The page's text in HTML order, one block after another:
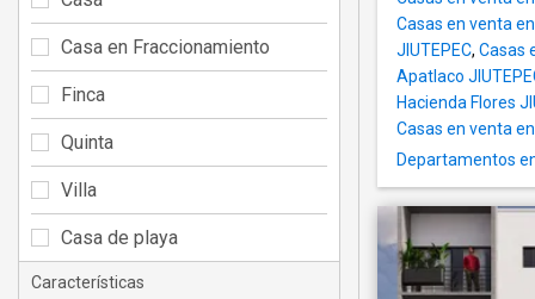
Casas en venta
JIUTEPEC, Casas
Apatlaco
Hacienda Flores
Casas en venta
Departamentos
Casa en Fraccionamiento
Finca
Quinta
Villa
Casa de playa
Características